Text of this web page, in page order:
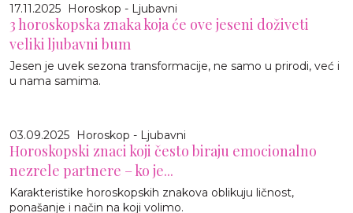
17.11.2025 Horoskop - Ljubavni
3 horoskopska znaka koja će ove jeseni doživeti
veliki ljubavni bum
Jesen je uvek sezona transformacije, ne samo u prirodi, već i
u nama samima.
03.09.2025 Horoskop - Ljubavni
Horoskopski znaci koji često biraju emocionalno
nezrele partnere – ko je...
Karakteristike horoskopskih znakova oblikuju ličnost,
ponašanje i način na koji volimo.